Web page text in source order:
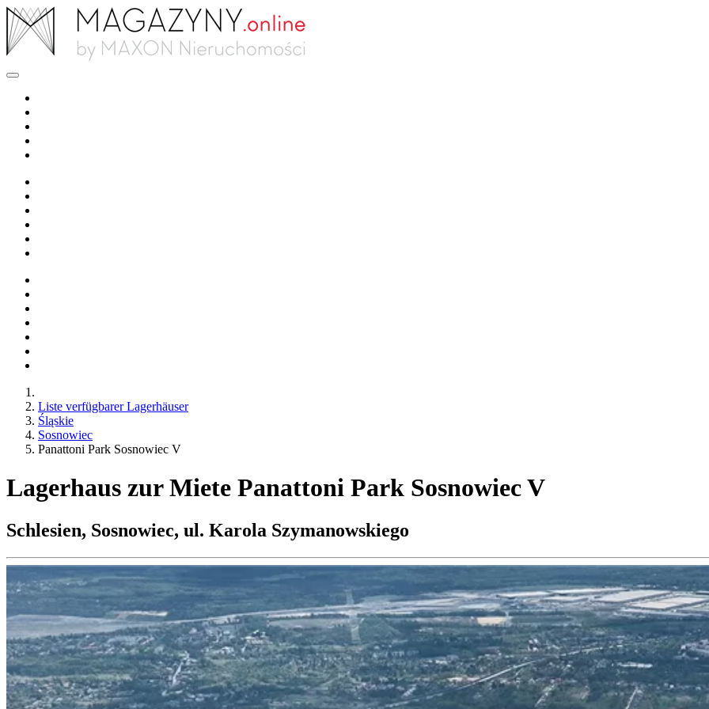
Liste verfügbarer Lagerhäuser
Śląskie
Sosnowiec
Panattoni Park Sosnowiec V
Lagerhaus zur Miete Panattoni Park Sosnowiec V
Schlesien, Sosnowiec, ul. Karola Szymanowskiego